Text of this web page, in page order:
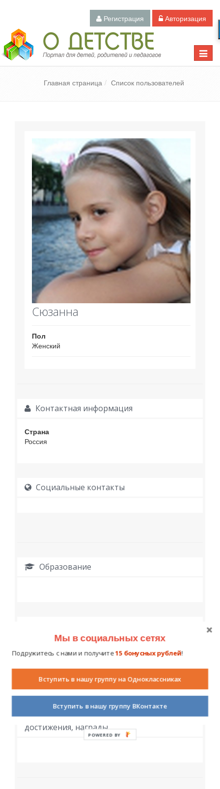
Регистрация Авторизация
Toggle
Педагогический портал «О детстве»
Главная страница Список пользователей
Сюзанна
Пол
Женский
Контактная информация
Страна
Россия
Социальные контакты
Образование
Дополнительное образование,
достижения, награды
Мы в социальных сетях
Подружитесь с нами и получите15 бонусных рублей!
Вступить в нашу группу на Одноклассниках
Вступить в нашу группу ВКонтакте
POWERED BY